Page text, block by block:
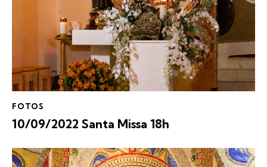
FOTOS
10/09/2022 Santa Missa 18h